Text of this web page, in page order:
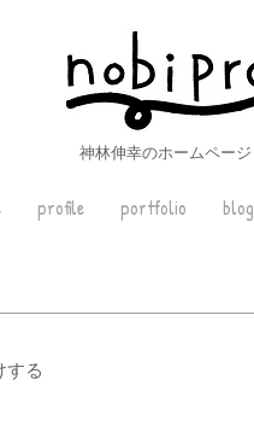
神林伸幸のホームページ
profile portfolio blog
する